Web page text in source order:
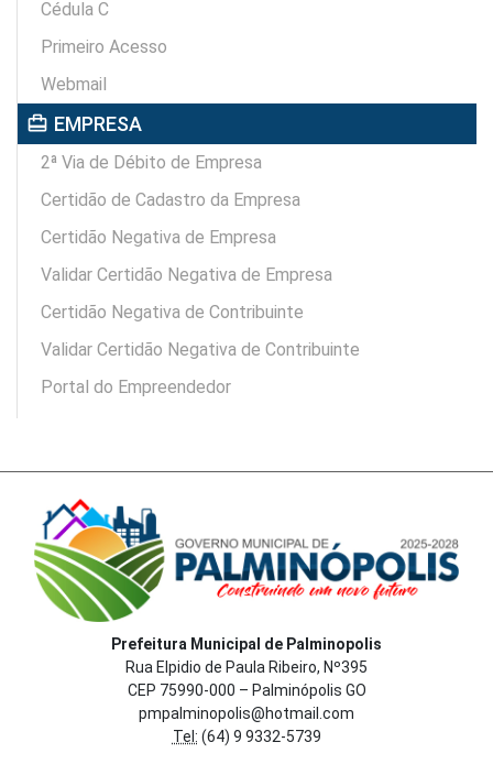
Cédula C
Primeiro Acesso
Webmail
card_travel EMPRESA
2ª Via de Débito de Empresa
Certidão de Cadastro da Empresa
Certidão Negativa de Empresa
Validar Certidão Negativa de Empresa
Certidão Negativa de Contribuinte
Validar Certidão Negativa de Contribuinte
Portal do Empreendedor
Prefeitura Municipal de Palminopolis
Rua Elpidio de Paula Ribeiro, Nº395
CEP 75990-000 – Palminópolis GO
pmpalminopolis@hotmail.com
Tel: (64) 9 9332-5739